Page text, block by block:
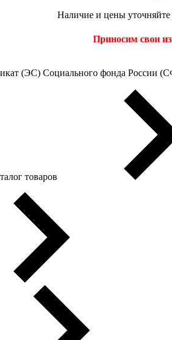
Наличие и цены
Приносим свои
(ЭС) Социального фонда России
товаров